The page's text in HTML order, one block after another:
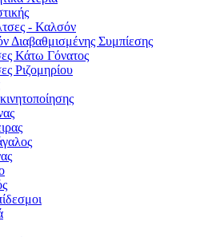
- Καλσόν
Διαβαθμισμένης Συμπίεσης
Κάτω Γόνατος
Ριζομηρίου